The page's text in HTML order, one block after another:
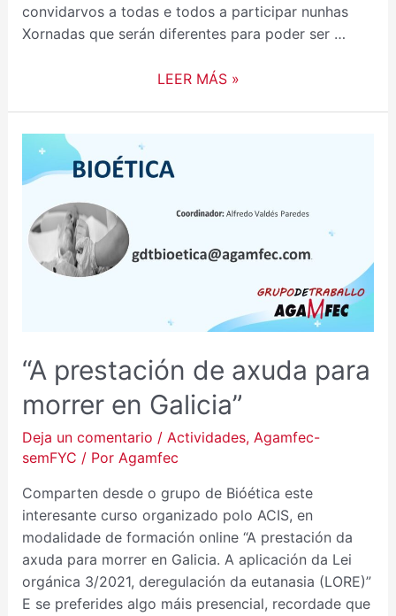
convidarvos a todas e todos a participar nunhas
Xornadas que serán diferentes para poder ser …
LEER MÁS »
“A prestación de axuda para
morrer en Galicia”
Deja un comentario / Actividades, Agamfec-
semFYC / Por Agamfec
Comparten desde o grupo de Bióética este
interesante curso organizado polo ACIS, en
modalidade de formación online “A prestación da
axuda para morrer en Galicia. A aplicación da Lei
orgánica 3/2021, deregulación da eutanasia (LORE)”
E se preferides algo máis presencial, recordade que
PRESTACIÓN
AXUDA
MORRER